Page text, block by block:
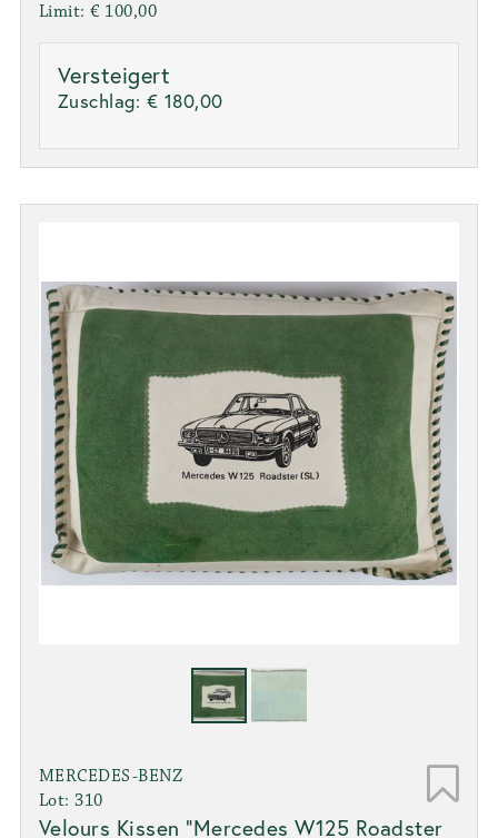
Limit: € 100,00
Versteigert
Zuschlag: € 180,00
MERCEDES-BENZ
Lot: 310
Velours Kissen "Mercedes W125 Roadster